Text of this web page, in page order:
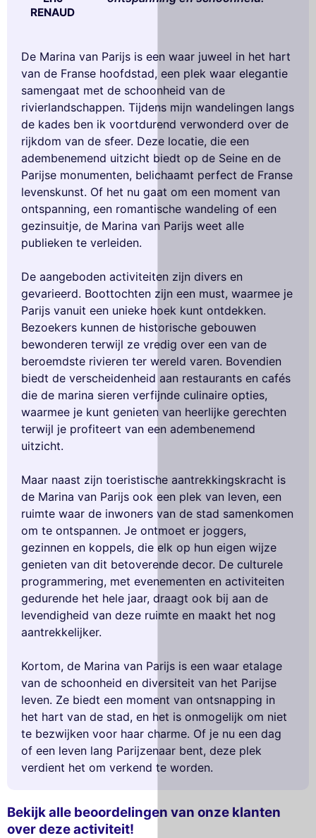
Bekijk alle beoordelingen van onze klanten
over deze activiteit!
RENAUD
De Marina van Parijs is een waar juweel in het hart
van de Franse hoofdstad, een plek waar elegantie
samengaat met de schoonheid van de
rivierlandschappen. Tijdens mijn wandelingen langs
de kades ben ik voortdurend verwonderd over de
rijkdom van de sfeer. Deze locatie, die een
adembenemend uitzicht biedt op de Seine en de
Parijse monumenten, belichaamt perfect de Franse
levenskunst. Of het nu gaat om een moment van
ontspanning, een romantische wandeling of een
gezinsuitje, de Marina van Parijs weet alle
publieken te verleiden.
De aangeboden activiteiten zijn divers en
gevarieerd. Boottochten zijn een must, waarmee je
Parijs vanuit een unieke hoek kunt ontdekken.
Bezoekers kunnen de historische gebouwen
bewonderen terwijl ze vredig over een van de
beroemdste rivieren ter wereld varen. Bovendien
biedt de verscheidenheid aan restaurants en cafés
die de marina sieren verfijnde culinaire opties,
waarmee je kunt genieten van heerlijke gerechten
terwijl je profiteert van een adembenemend
uitzicht.
Maar naast zijn toeristische aantrekkingskracht is
de Marina van Parijs ook een plek van leven, een
ruimte waar de inwoners van de stad samenkomen
om te ontspannen. Je ontmoet er joggers,
gezinnen en koppels, die elk op hun eigen wijze
genieten van dit betoverende decor. De culturele
programmering, met evenementen en activiteiten
gedurende het hele jaar, draagt ook bij aan de
levendigheid van deze ruimte en maakt het nog
aantrekkelijker.
Kortom, de Marina van Parijs is een waar etalage
van de schoonheid en diversiteit van het Parijse
leven. Ze biedt een moment van ontsnapping in
het hart van de stad, en het is onmogelijk om niet
te bezwijken voor haar charme. Of je nu een dag
of een leven lang Parijzenaar bent, deze plek
verdient het om verkend te worden.